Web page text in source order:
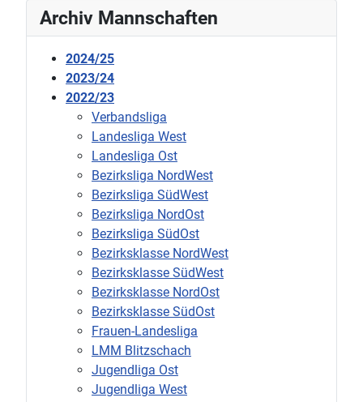
Archiv Mannschaften
2024/25
2023/24
2022/23
Verbandsliga
Landesliga West
Landesliga Ost
Bezirksliga NordWest
Bezirksliga SüdWest
Bezirksliga NordOst
Bezirksliga SüdOst
Bezirksklasse NordWest
Bezirksklasse SüdWest
Bezirksklasse NordOst
Bezirksklasse SüdOst
Frauen-Landesliga
LMM Blitzschach
Jugendliga Ost
Jugendliga West